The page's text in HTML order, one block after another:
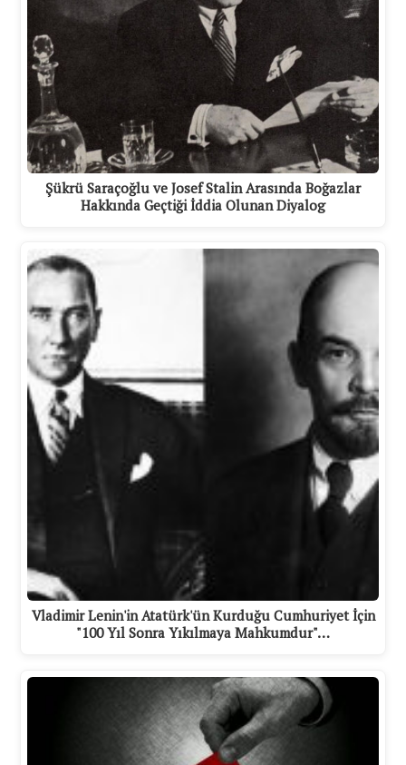
Şükrü Saraçoğlu ve Josef Stalin Arasında Boğazlar
Hakkında Geçtiği İddia Olunan Diyalog
Vladimir Lenin'in Atatürk'ün Kurduğu Cumhuriyet İçin
"100 Yıl Sonra Yıkılmaya Mahkumdur"…